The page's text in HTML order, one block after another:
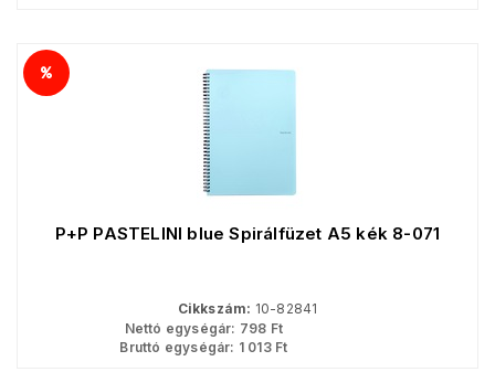
P+P PASTELINI blue Spirálfüzet A5 kék 8-071
Cikkszám: 10-82841
Nettó egységár: 798 Ft
Bruttó egységár: 1 013Ft